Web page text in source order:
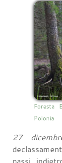
Foresta
Polonia
27